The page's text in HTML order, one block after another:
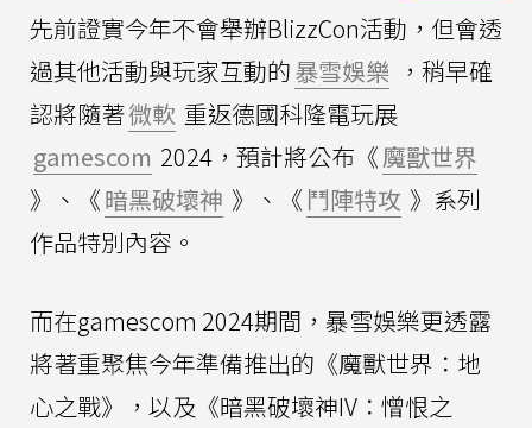
先前證實今年不會舉辦BlizzCon活動，但會透
過其他活動與玩家互動的暴雪娛樂 ，稍早確
認將隨著微軟 重返德國科隆電玩展
gamescom 2024，預計將公布《魔獸世界
》、《暗黑破壞神 》、《 鬥陣特攻 》系列
作品特別內容。
而在gamescom 2024期間，暴雪娛樂更透露
將著重聚焦今年準備推出的《魔獸世界：地
心之戰》，以及《暗黑破壞神IV：憎恨之